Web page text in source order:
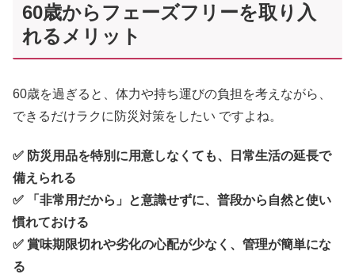
60歳からフェーズフリーを取り入
れるメリット
60歳を過ぎると、体力や持ち運びの負担を考えながら、
できるだけラクに防災対策をしたい ですよね。
✅ 防災用品を特別に用意しなくても、日常生活の延長で
備えられる
✅ 「非常用だから」と意識せずに、普段から自然と使い
慣れておける
✅ 賞味期限切れや劣化の心配が少なく、管理が簡単にな
る